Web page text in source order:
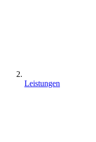
Leistungen